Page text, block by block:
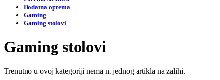
Dodatna oprema
Gaming
Gaming stolovi
Gaming stolovi
Trenutno u ovoj kategoriji nema ni jednog artikla na zalihi.